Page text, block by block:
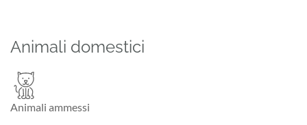
Animali domestici
Animali ammessi